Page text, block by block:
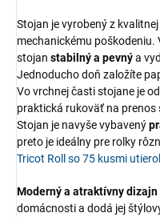
Stojan je vyrobený z
mechanickému
stojan stabilný a pevnýa
Jednoducho doň založíte
Vo vrchnej časti stojane je
praktická rukoväť na
Stojan je navyše vybavený
preto je ideálny pre rolky
Tricot Roll so 75 kusmi
Moderný a atraktívny dizajn
domácnosti a dodá jej